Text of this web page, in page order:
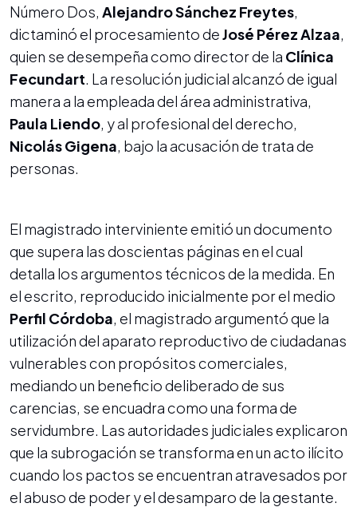
Número Dos, Alejandro Sánchez Freytes,
dictaminó el procesamiento deJosé Pérez Alzaa,
quien se desempeña como director de la Clínica
Fecundart. La resolución judicial alcanzó de igual
manera a la empleada del área administrativa,
Paula Liendo, y al profesional del derecho,
Nicolás Gigena, bajo la acusación de trata de
personas.
El magistrado interviniente emitió un documento
que supera las doscientas páginas en el cual
detalla los argumentos técnicos de la medida. En
el escrito, reproducido inicialmente por el medio
Perfil Córdoba, el magistrado argumentó que la
utilización del aparato reproductivo de ciudadanas
vulnerables con propósitos comerciales,
mediando un beneficio deliberado de sus
carencias, se encuadra como una forma de
servidumbre. Las autoridades judiciales explicaron
que la subrogación se transforma en un acto ilícito
cuando los pactos se encuentran atravesados por
el abuso de poder y el desamparo de la gestante.